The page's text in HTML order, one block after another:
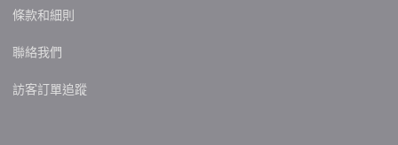
條款和細則
聯絡我們
訪客訂單追蹤